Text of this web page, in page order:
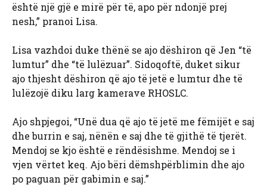
është një gjë e mirë për të, apo për ndonjë prej
nesh,” pranoi Lisa.
Lisa vazhdoi duke thënë se ajo dëshiron që Jen “të
lumtur” dhe “të lulëzuar”. Sidoqoftë, duket sikur
ajo thjesht dëshiron që ajo të jetë e lumtur dhe të
lulëzojë diku larg kamerave RHOSLC.
Ajo shpjegoi, “Unë dua që ajo të jetë me fëmijët e saj
dhe burrin e saj, nënën e saj dhe të gjithë të tjerët.
Mendoj se kjo është e rëndësishme. Mendoj se i
vjen vërtet keq. Ajo bëri dëmshpërblimin dhe ajo
po paguan për gabimin e saj.”